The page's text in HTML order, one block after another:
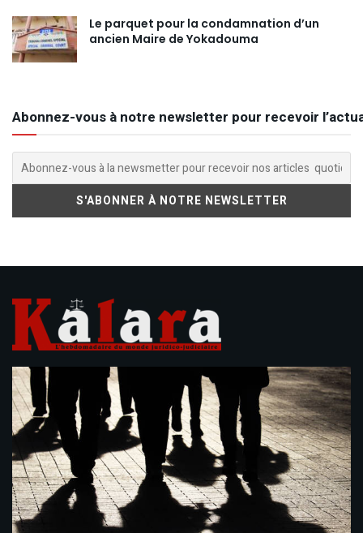
Le parquet pour la condamnation d’un
ancien Maire de Yokadouma
Abonnez-vous à notre newsletter pour recevoir